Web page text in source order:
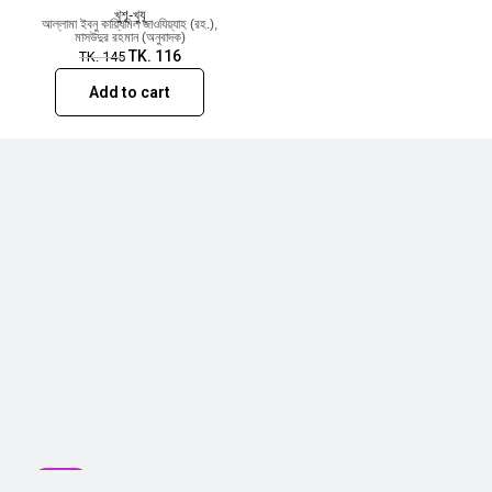
খুশূ-খুযূ
আল্লামা ইবনু কায়্যিমিল জাওযিয়্যাহ (রহ.),
মাসউদুর রহমান (অনুবাদক)
TK.145 TK. 116
Add to cart